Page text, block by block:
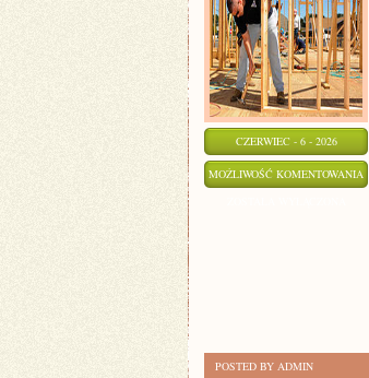
CZERWIEC - 6 - 2026
MOŻLIWOŚĆ KOMENTOWANIA
POSTED BY ADMIN